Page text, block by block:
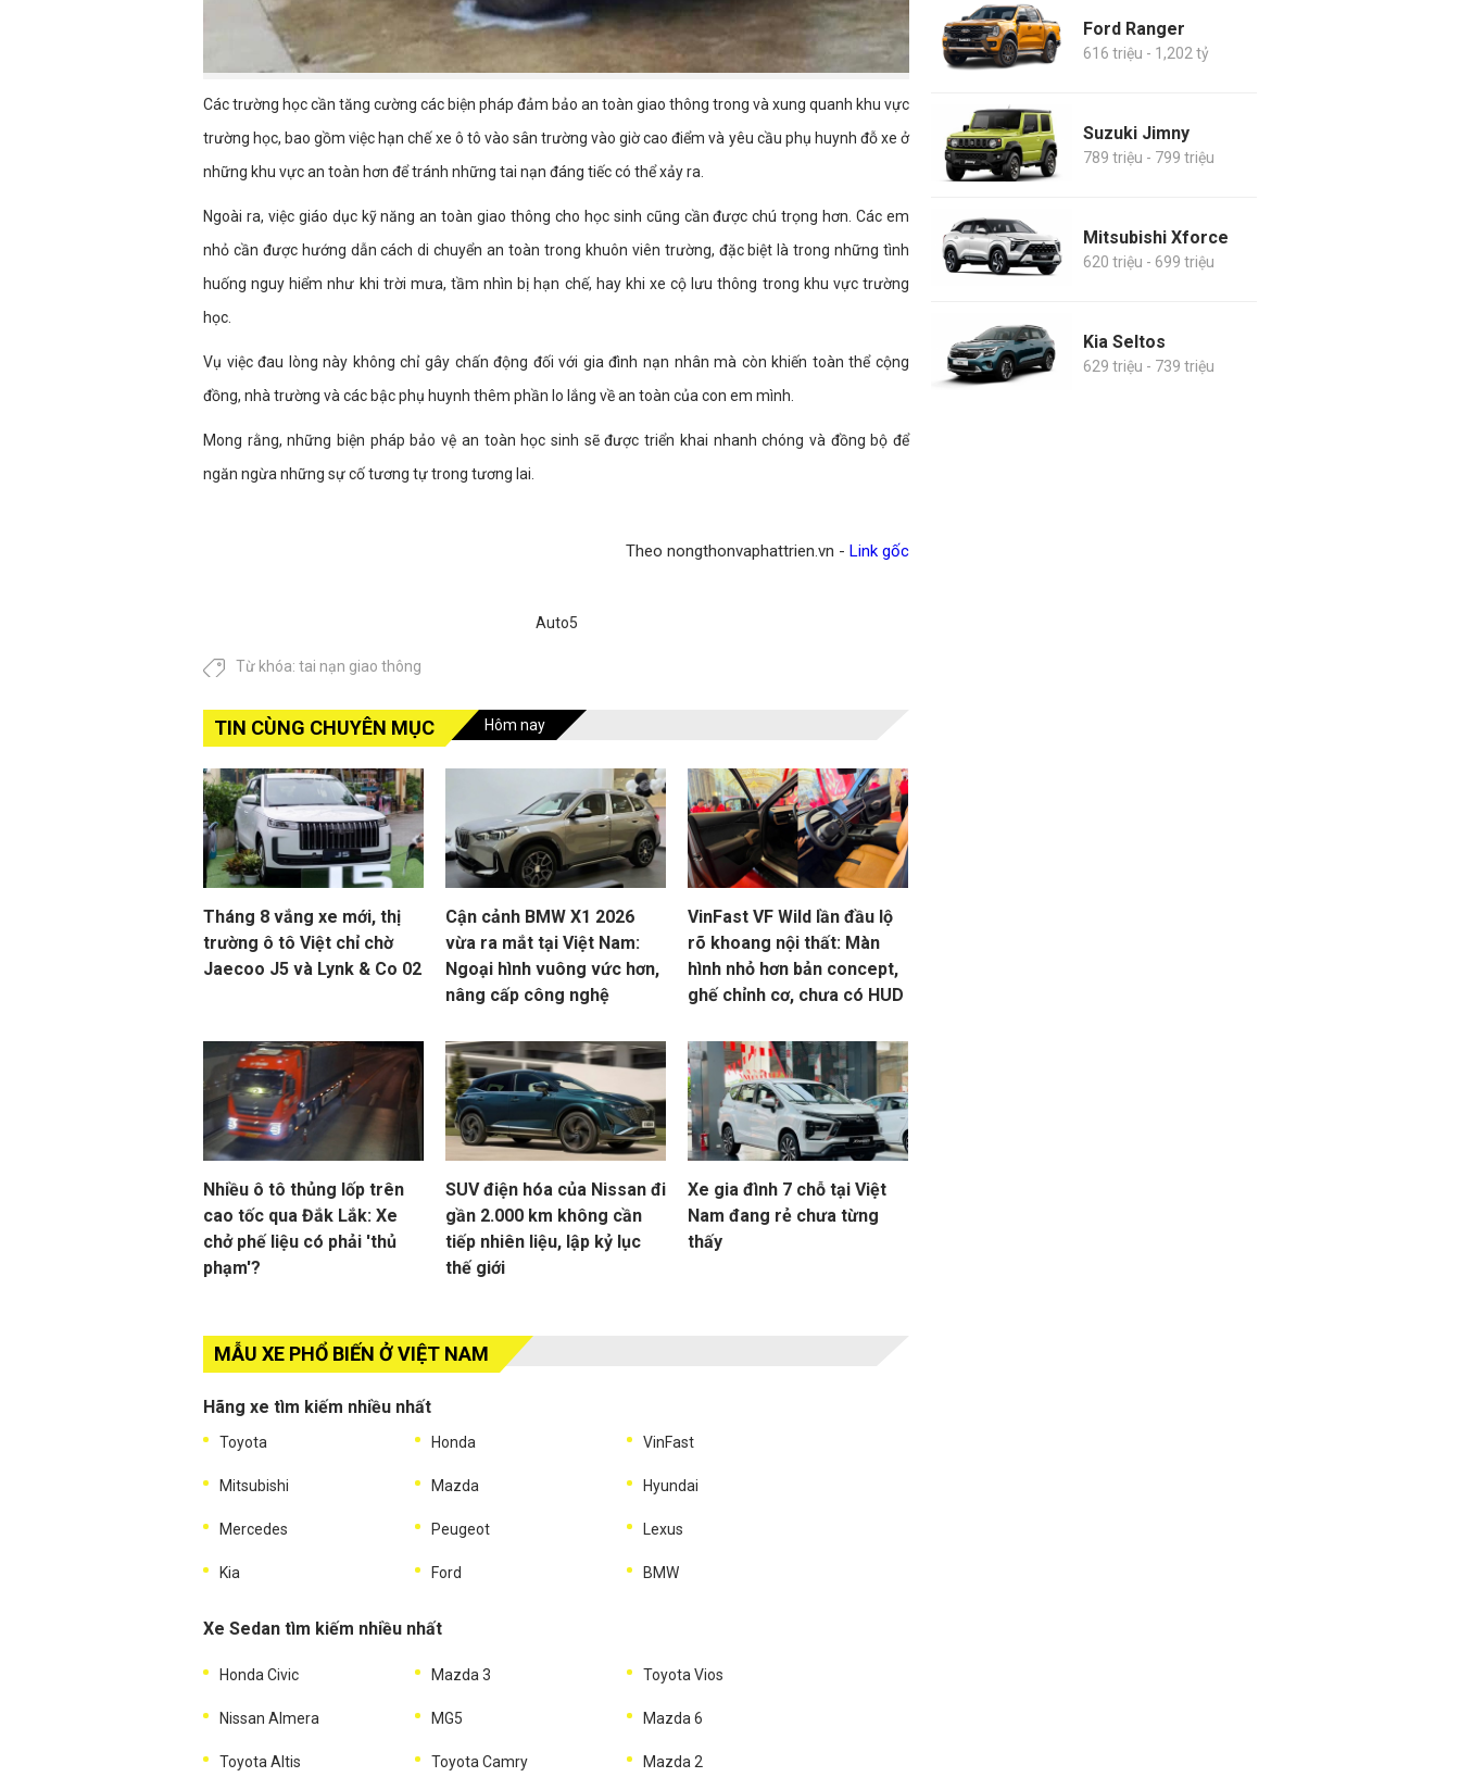
Các trường học cần tăng cường các biện pháp đảm bảo an toàn giao thông trong và xung quanh khu vực
trường học, bao gồm việc hạn chế xe ô tô vào sân trường vào giờ cao điểm và yêu cầu phụ huynh đỗ xe ở
những khu vực an toàn hơn để tránh những tai nạn đáng tiếc có thể xảy ra.
Ngoài ra, việc giáo dục kỹ năng an toàn giao thông cho học sinh cũng cần được chú trọng hơn. Các em
nhỏ cần được hướng dẫn cách di chuyển an toàn trong khuôn viên trường, đặc biệt là trong những tình
huống nguy hiểm như khi trời mưa, tầm nhìn bị hạn chế, hay khi xe cộ lưu thông trong khu vực trường
học.
Vụ việc đau lòng này không chỉ gây chấn động đối với gia đình nạn nhân mà còn khiến toàn thể cộng
đồng, nhà trường và các bậc phụ huynh thêm phần lo lắng về an toàn của con em mình.
Mong rằng, những biện pháp bảo vệ an toàn học sinh sẽ được triển khai nhanh chóng và đồng bộ để
ngăn ngừa những sự cố tương tự trong tương lai.
Theo nongthonvaphattrien.vn - Link gốc
Auto5
Từ khóa: tai nạn giao thông
TIN CÙNG CHUYÊN MỤC Hôm nay
Tháng 8 vắng xe mới, thị
trường ô tô Việt chỉ chờ
Jaecoo J5 và Lynk & Co 02
Cận cảnh BMW X1 2026
vừa ra mắt tại Việt Nam:
Ngoại hình vuông vức hơn,
nâng cấp công nghệ
VinFast VF Wild lần đầu lộ
rõ khoang nội thất: Màn
hình nhỏ hơn bản concept,
ghế chỉnh cơ, chưa có HUD
Nhiều ô tô thủng lốp trên
cao tốc qua Đắk Lắk: Xe
chở phế liệu có phải 'thủ
phạm'?
SUV điện hóa của Nissan đi
gần 2.000 km không cần
tiếp nhiên liệu, lập kỷ lục
thế giới
Xe gia đình 7 chỗ tại Việt
Nam đang rẻ chưa từng
thấy
MẪU XE PHỔ BIẾN Ở VIỆT NAM
Hãng xe tìm kiếm nhiều nhất
Toyota Honda VinFast
Mitsubishi Mazda Hyundai
Mercedes Peugeot Lexus
Kia Ford BMW
Xe Sedan tìm kiếm nhiều nhất
Honda Civic Mazda 3 Toyota Vios
Nissan Almera MG5 Mazda 6
Toyota Altis Toyota Camry Mazda 2
Ford Ranger
616 triệu - 1,202 tỷ
Suzuki Jimny
789 triệu - 799 triệu
Mitsubishi Xforce
620 triệu - 699 triệu
Kia Seltos
629 triệu - 739 triệu